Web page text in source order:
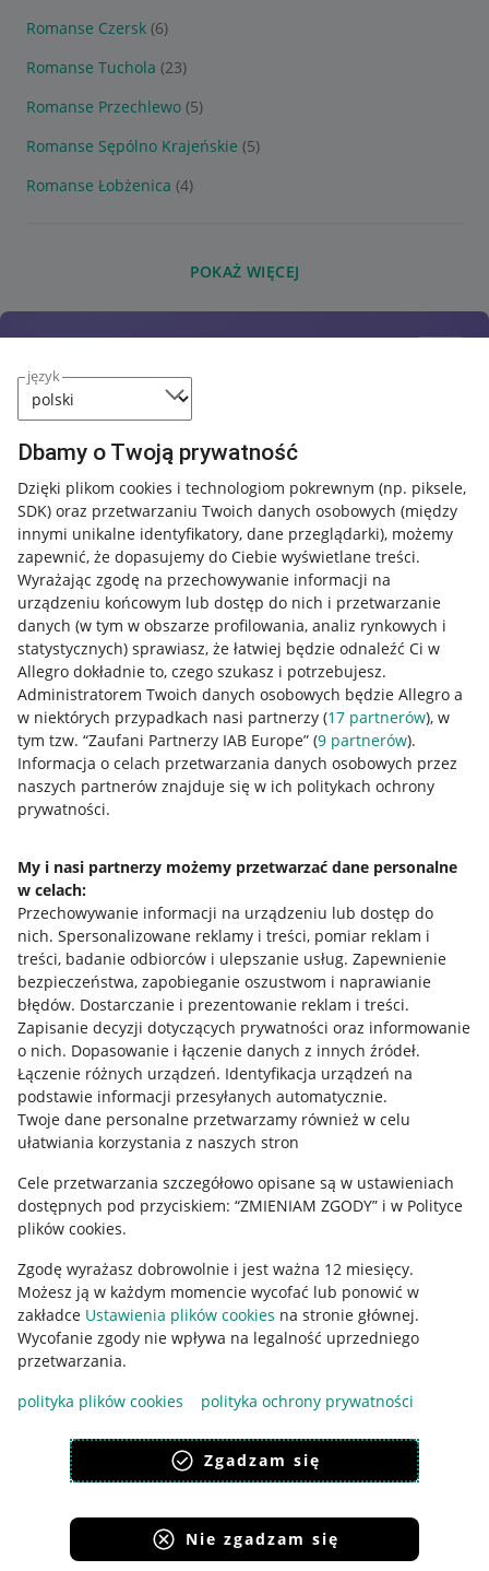
język
Dbamy o Twoją prywatność
Dzięki plikom cookies i technologiom pokrewnym (np. piksele,
SDK) oraz przetwarzaniu Twoich danych osobowych (między
innymi unikalne identyfikatory, dane przeglądarki), możemy
zapewnić, że dopasujemy do Ciebie wyświetlane treści.
Wyrażając zgodę na przechowywanie informacji na
urządzeniu końcowym lub dostęp do nich i przetwarzanie
danych (w tym w obszarze profilowania, analiz rynkowych i
statystycznych) sprawiasz, że łatwiej będzie odnaleźć Ci w
Allegro dokładnie to, czego szukasz i potrzebujesz.
Administratorem Twoich danych osobowych będzie Allegro a
w niektórych przypadkach nasi partnerzy (17 partnerów), w
tym tzw. “Zaufani Partnerzy IAB Europe” (9 partnerów).
Informacja o celach przetwarzania danych osobowych przez
naszych partnerów znajduje się w ich politykach ochrony
prywatności.
My i nasi partnerzy możemy przetwarzać dane personalne
w celach:
Przechowywanie informacji na urządzeniu lub dostęp do
nich. Spersonalizowane reklamy i treści, pomiar reklam i
treści, badanie odbiorców i ulepszanie usług. Zapewnienie
bezpieczeństwa, zapobieganie oszustwom i naprawianie
błędów. Dostarczanie i prezentowanie reklam i treści.
Zapisanie decyzji dotyczących prywatności oraz informowanie
o nich. Dopasowanie i łączenie danych z innych źródeł.
Łączenie różnych urządzeń. Identyfikacja urządzeń na
podstawie informacji przesyłanych automatycznie.
Twoje dane personalne przetwarzamy również w celu
ułatwiania korzystania z naszych stron
Cele przetwarzania szczegółowo opisane są w ustawieniach
dostępnych pod przyciskiem: “ZMIENIAM ZGODY” i w Polityce
plików cookies.
Zgodę wyrażasz dobrowolnie i jest ważna 12 miesięcy.
Możesz ją w każdym momencie wycofać lub ponowić w
zakładce Ustawienia plików cookies na stronie głównej.
Wycofanie zgody nie wpływa na legalność uprzedniego
przetwarzania.
polityka plików cookies
polityka ochrony prywatności
Zgadzam się
Nie zgadzam się
Romanse Czersk (6)
Romanse Tuchola (23)
Romanse Przechlewo (5)
Romanse Sępólno Krajeńskie (5)
Romanse Łobżenica (4)
POKAŻ WIĘCEJ
Przydatne informacje
Jak to działa
Allegro Gadane dla sprzedających
Allegro Gadane dla kupujących
Mapa miejscowości
Informacje prawne
Regulamin
Polityka plików "cookies"
Ustawienia plików "cookies"
Udostępnianie lokalizacji
Informacje dla Aktu o Usługach Cyfrowych
Pobierz aplikację
Korzystanie z serwisu oznacza akceptacjęregulaminu